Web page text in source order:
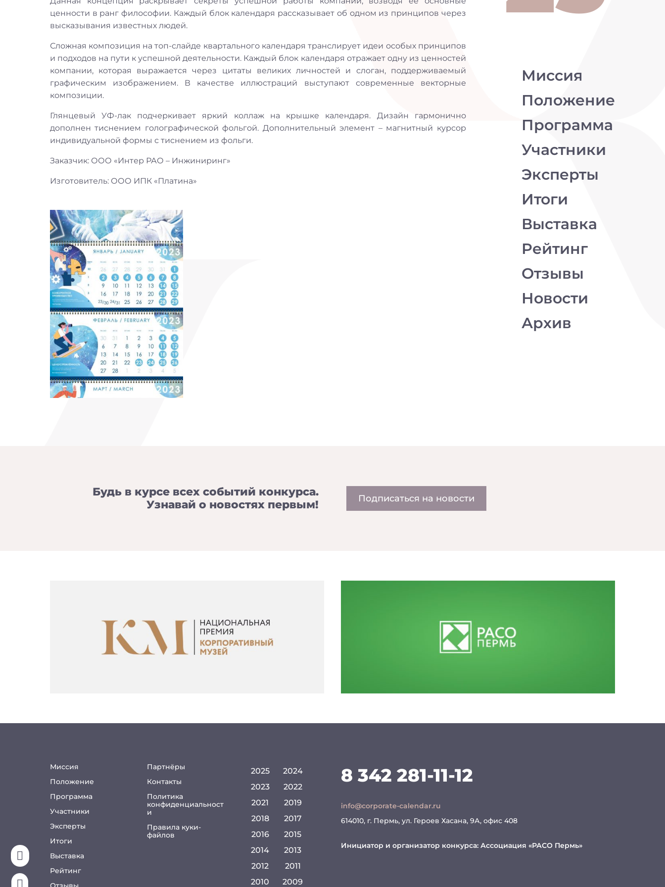
ценности в ранг философии. Каждый блок календаря рассказывает об одном из принципов через
высказывания известных людей.
Сложная композиция на топ-слайде квартального календаря транслирует идеи особых принципов
и подходов на пути к успешной деятельности. Каждый блок календаря отражает одну из ценностей
компании, которая выражается через цитаты великих личностей и слоган, поддерживаемый
графическим изображением. В качестве иллюстраций выступают современные векторные
композиции.
Глянцевый УФ-лак подчеркивает яркий коллаж на крышке календаря. Дизайн гармонично
дополнен тиснением голографической фольгой. Дополнительный элемент – магнитный курсор
индивидуальной формы с тиснением из фольги.
Заказчик: ООО «Интер РАО – Инжиниринг»
Изготовитель: ООО ИПК «Платина»
Миссия
Положение
Программа
Участники
Эксперты
Итоги
Выставка
Рейтинг
Отзывы
Новости
Архив


Будь в курсе всех событий конкурса.
Узнавай о новостях первым!
Подписаться на новости
Миссия
Положение
Программа
Участники
Эксперты
Итоги
Выставка
Рейтинг
Партнёры
Контакты
Политика
конфиденциальност
и
Правила куки-
файлов
2025
2024
2023
2022
2021
2019
2018
2017
2016
2015
2014
2013
2012
2011
2010
2009
8 342 281-11-12
info@corporate-calendar.ru
614010, г. Пермь, ул. Героев Хасана, 9А, офис 408
Инициатор и организатор конкурса:Ассоциация «РАСО Пермь»